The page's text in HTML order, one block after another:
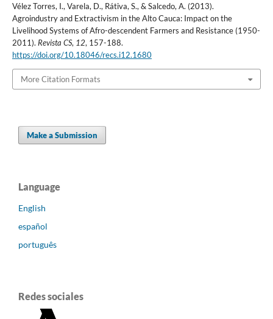
Vélez Torres, I., Varela, D., Rátiva, S., & Salcedo, A. (2013).
Agroindustry and Extractivism in the Alto Cauca: Impact on the
Livelihood Systems of Afro-descendent Farmers and Resistance (1950-
2011). Revista CS, 12, 157-188.
https://doi.org/10.18046/recs.i12.1680
More Citation Formats
Make a Submission
Language
English
español
português
Redes sociales